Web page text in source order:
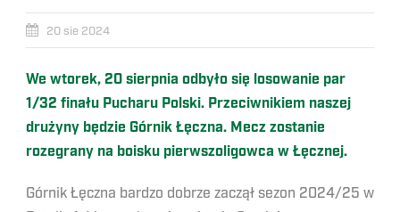
20 sie 2024
We wtorek, 20 sierpnia odbyło się losowanie par
1/32 finału Pucharu Polski. Przeciwnikiem naszej
drużyny będzie Górnik Łęczna. Mecz zostanie
rozegrany na boisku pierwszoligowca w Łęcznej.
Górnik Łęczna bardzo dobrze zaczął sezon 2024/25 w